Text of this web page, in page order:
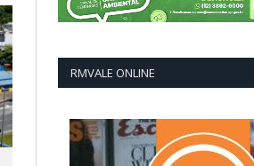
RMVALE ONLINE